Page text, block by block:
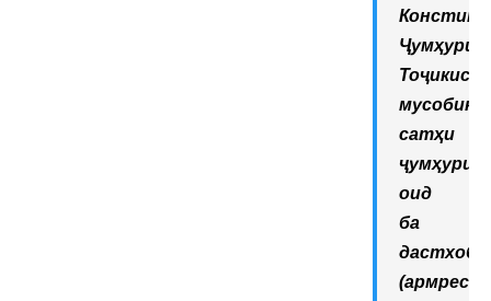
Ҷумҳурии
сатҳи
оид
ба